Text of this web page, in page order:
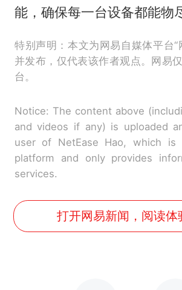
能，确保每一台设备都能物
特别声明：本文为网易自媒体平台“
并发布，仅代表该作者观点。网易
台。
Notice: The content above
and videos if any) is uploaded
user of NetEase Hao, which is
platform and only provides
services.
打开网易新闻，阅读体